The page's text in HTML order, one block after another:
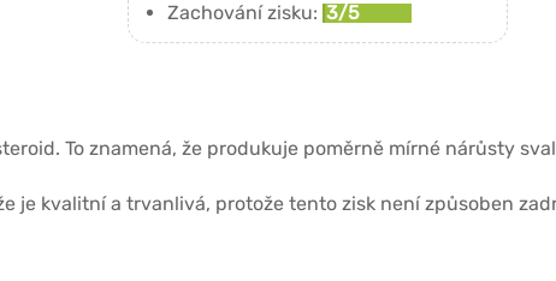
Zachování zisku: 3/5
To znamená, že produkuje poměrně mírné nárůsty
je kvalitní a trvanlivá, protože tento zisk není způsoben